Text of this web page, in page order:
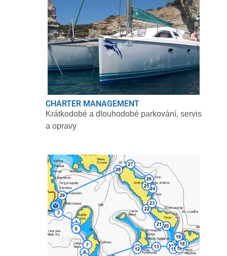
CHARTER MANAGEMENT
Krátkodobé a dlouhodobé parkování, servis
a opravy